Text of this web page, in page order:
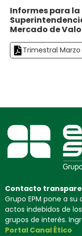
Informes para la
Mercado de
Trimestral Marzo
Contacto
Grupo EPM pone a
actos indebidos de
grupos de interés.
Portal Canal Ético